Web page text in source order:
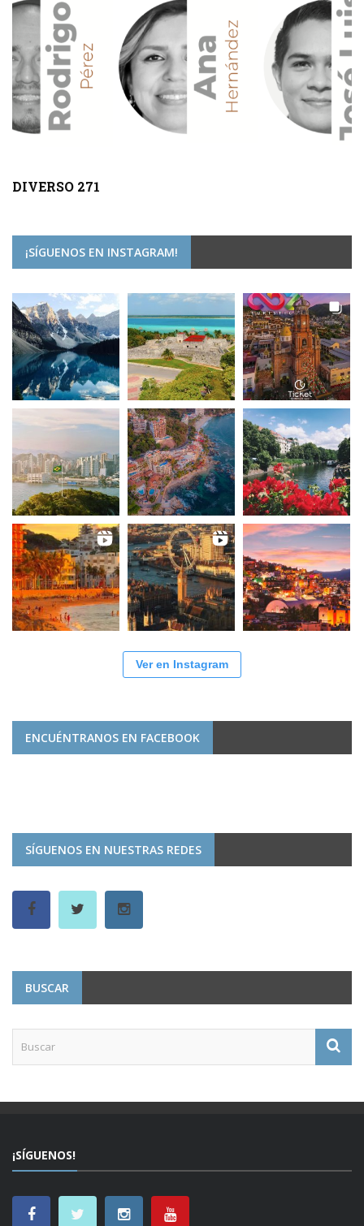
DIVERSO 271
¡SÍGUENOS EN INSTAGRAM!
Ver en Instagram
ENCUÉNTRANOS EN FACEBOOK
SÍGUENOS EN NUESTRAS REDES
BUSCAR
¡SÍGUENOS!